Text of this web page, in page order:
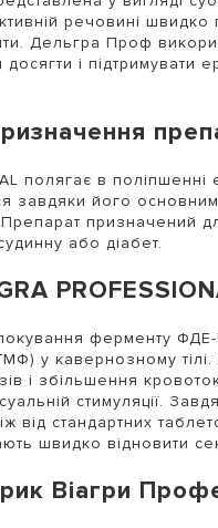
речовині швидко
Дельгра Проф
і підтримувати
полягає в поліпшенні
завдяки його
призначений
або діабет.
ферменту
у кавернозному тілі.
і збільшення
стимуляції.
стандартних
швидко відновити
Віагри